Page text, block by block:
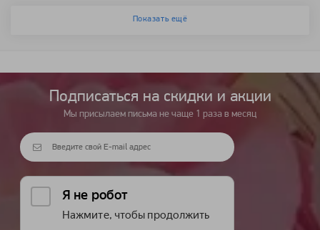
Показать ещё
Подписаться на cкидки и акции
Мы присылаем письма не чаще 1 раза в месяц